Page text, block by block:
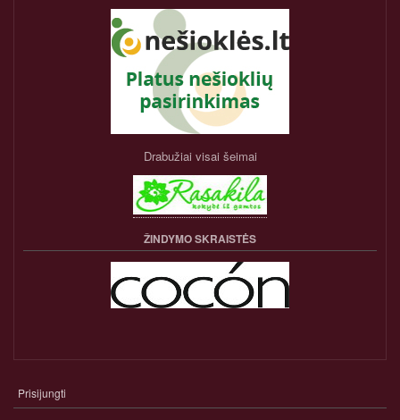
Drabužiai visai šeimai
ŽINDYMO SKRAISTĖS
NARIO
Prisijungti